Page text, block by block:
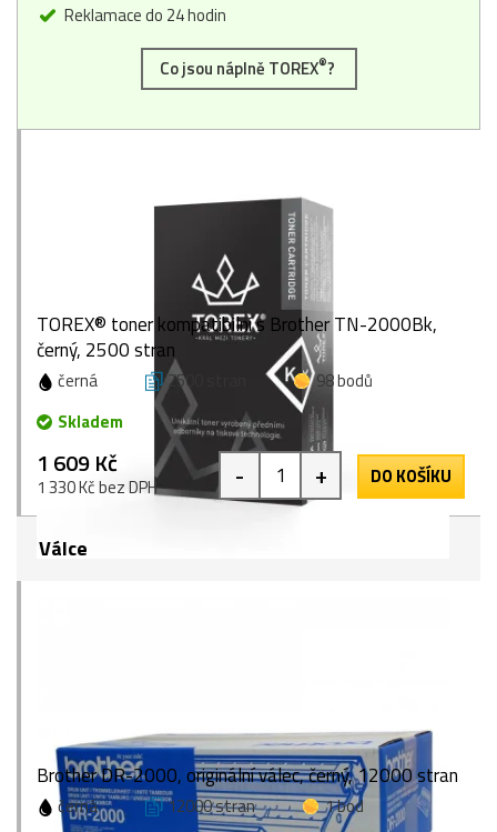
Reklamace do 24 hodin
Co jsou náplně TOREX®?
TOREX® toner kompatibilní s Brother TN-2000Bk,
černý, 2500 stran
černá 2500 stran
98 bodů
Skladem
1 609 Kč
1 330 Kč bez DPH - + DO KOŠÍKU
Válce
Brother DR-2000, originální válec, černý, 12000 stran
černá 12000 stran
1 bod